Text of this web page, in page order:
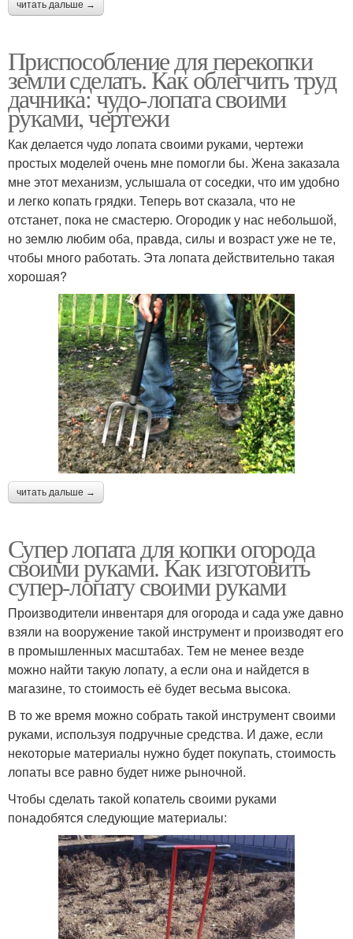
читать дальше →
Приспособление для перекопки
земли сделать. Как облегчить труд
дачника: чудо-лопата своими
руками, чертежи
Как делается чудо лопата своими руками, чертежи
простых моделей очень мне помогли бы. Жена заказала
мне этот механизм, услышала от соседки, что им удобно
и легко копать грядки. Теперь вот сказала, что не
отстанет, пока не смастерю. Огородик у нас небольшой,
но землю любим оба, правда, силы и возраст уже не те,
чтобы много работать. Эта лопата действительно такая
хорошая?
читать дальше →
Супер лопата для копки огорода
своими руками. Как изготовить
супер-лопату своими руками
Производители инвентаря для огорода и сада уже давно
взяли на вооружение такой инструмент и производят его
в промышленных масштабах. Тем не менее везде
можно найти такую лопату, а если она и найдется в
магазине, то стоимость её будет весьма высока.
В то же время можно собрать такой инструмент своими
руками, используя подручные средства. И даже, если
некоторые материалы нужно будет покупать, стоимость
лопаты все равно будет ниже рыночной.
Чтобы сделать такой копатель своими руками
понадобятся следующие материалы: